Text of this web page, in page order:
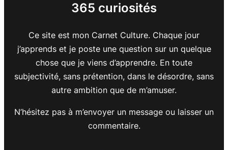
365 curiosités
Ce site est mon Carnet Culture. Chaque jour
j’apprends et je poste une question sur un quelque
chose que je viens d’apprendre. En toute
subjectivité, sans prétention, dans le désordre, sans
autre ambition que de m’amuser.
N’hésitez pas à m’envoyer un message ou laisser un
commentaire.